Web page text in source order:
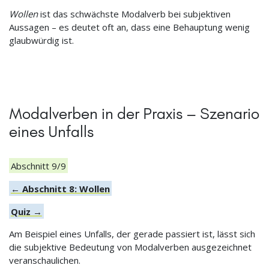
Wollenist das schwächste Modalverb bei subjektiven
Aussagen – es deutet oft an, dass eine Behauptung wenig
glaubwürdig ist.
Modalverben in der Praxis – Szenario
eines Unfalls
Abschnitt 9/9
← Abschnitt 8: Wollen
Quiz →
Am Beispiel eines Unfalls, der gerade passiert ist, lässt sich
die subjektive Bedeutung von Modalverben ausgezeichnet
veranschaulichen.